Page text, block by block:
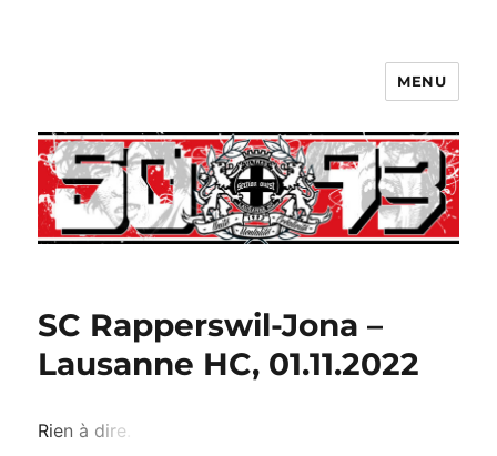
MENU
SC Rapperswil-Jona –
Lausanne HC, 01.11.2022
Rien à dire